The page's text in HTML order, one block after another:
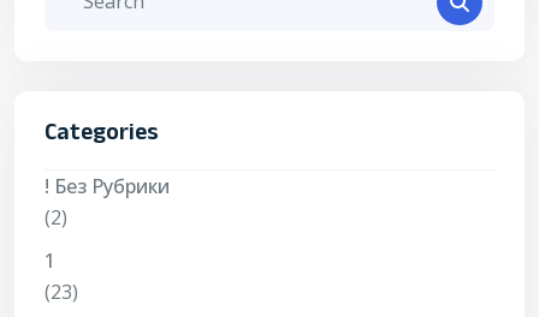
Categories
! Без Рубрики
(2)
1
(23)